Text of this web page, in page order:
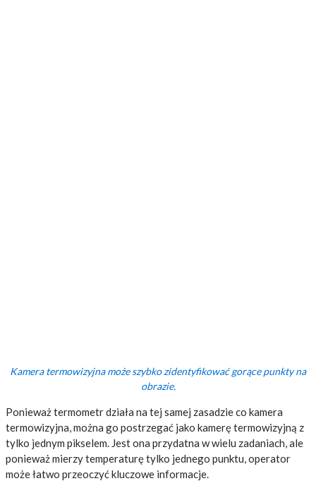
Kamera termowizyjna może szybko zidentyfikować gorące punkty na
obrazie.
Ponieważ termometr działa na tej samej zasadzie co kamera
termowizyjna, można go postrzegać jako kamerę termowizyjną z
tylko jednym pikselem. Jest ona przydatna w wielu zadaniach, ale
ponieważ mierzy temperaturę tylko jednego punktu, operator
może łatwo przeoczyć kluczowe informacje.